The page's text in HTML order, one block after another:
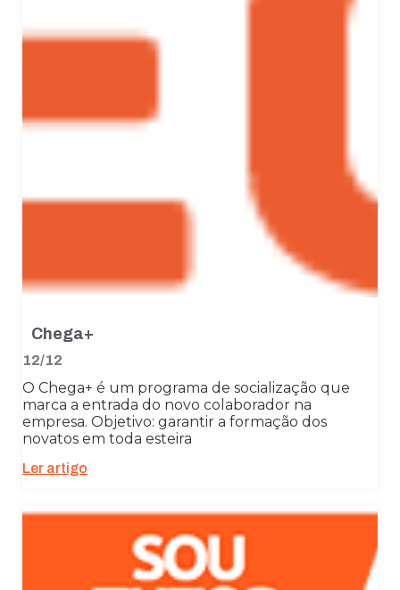
Chega+
12/12
O Chega+ é um programa de socialização que
marca a entrada do novo colaborador na
empresa. Objetivo: garantir a formação dos
novatos em toda esteira
Ler artigo